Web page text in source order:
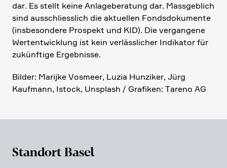
dar. Es stellt keine Anlage­be­ra­tung dar. Massgeb­lich
sind ausschliess­lich die aktuellen Fonds­do­ku­mente
(insbe­son­dere Prospekt und KID). Die vergan­gene
Wertent­wick­lung ist kein verläss­li­cher Indikator für
zukünf­tige Ergeb­nisse.
Bilder: Marijke Vosmeer, Luzia Hunziker, Jürg
Kaufmann, Istock, Unsplash / Grafiken: Tareno AG
Standort Basel